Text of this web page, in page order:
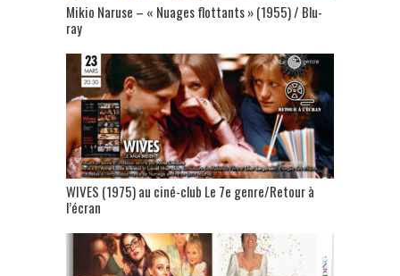
Mikio Naruse – « Nuages flottants » (1955) / Blu-
ray
WIVES (1975) au ciné-club Le 7e genre/Retour à
l’écran